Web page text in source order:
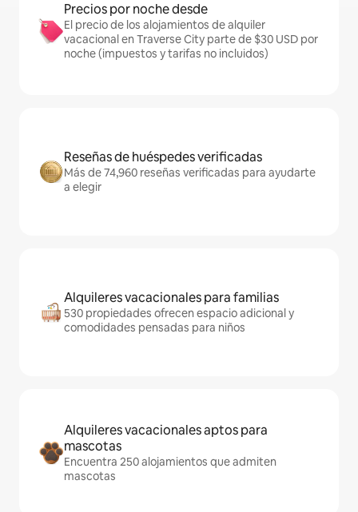
Precios por noche desde
El precio de los alojamientos de alquiler
vacacional en Traverse City parte de $30 USD por
noche (impuestos y tarifas no incluidos)
Reseñas de huéspedes verificadas
Más de 74,960 reseñas verificadas para ayudarte
a elegir
Alquileres vacacionales para familias
530 propiedades ofrecen espacio adicional y
comodidades pensadas para niños
Alquileres vacacionales aptos para
mascotas
Encuentra 250 alojamientos que admiten
mascotas